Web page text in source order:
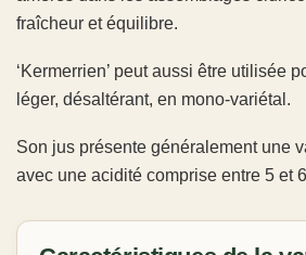
fraîcheur et équilibre.
‘Kermerrien’ peut aussi être utilisée
léger, désaltérant, en mono-variétal.
Son jus présente généralement une
avec une acidité comprise entre 5 et